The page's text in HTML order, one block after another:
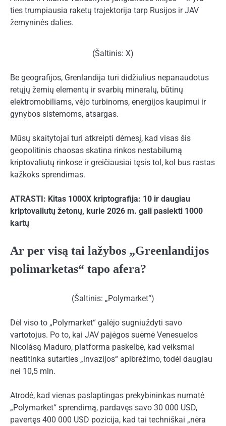
ties trumpiausia raketų trajektorija tarp Rusijos ir JAV
žemyninės dalies.
(Šaltinis: X)
Be geografijos, Grenlandija turi didžiulius nepanaudotus
retųjų žemių elementų ir svarbių mineralų, būtinų
elektromobiliams, vėjo turbinoms, energijos kaupimui ir
gynybos sistemoms, atsargas.
Mūsų skaitytojai turi atkreipti dėmesį, kad visas šis
geopolitinis chaosas skatina rinkos nestabilumą
kriptovaliutų rinkose ir greičiausiai tęsis tol, kol bus rastas
kažkoks sprendimas.
ATRASTI: Kitas 1000X kriptografija: 10 ir daugiau
kriptovaliutų žetonų, kurie 2026 m. gali pasiekti 1000
kartų
Ar per visą tai lažybos „Greenlandijos
polimarketas“ tapo afera?
(Šaltinis: „Polymarket“)
Dėl viso to „Polymarket“ galėjo sugniuždyti savo
vartotojus. Po to, kai JAV pajėgos suėmė Venesuelos
Nicolásą Maduro, platforma paskelbė, kad veiksmai
neatitinka sutarties „invazijos“ apibrėžimo, todėl daugiau
nei 10,5 mln.
Atrodė, kad vienas paslaptingas prekybininkas numatė
„Polymarket“ sprendimą, pardavęs savo 30 000 USD,
pavertęs 400 000 USD pozicija, kad tai techniškai „nėra